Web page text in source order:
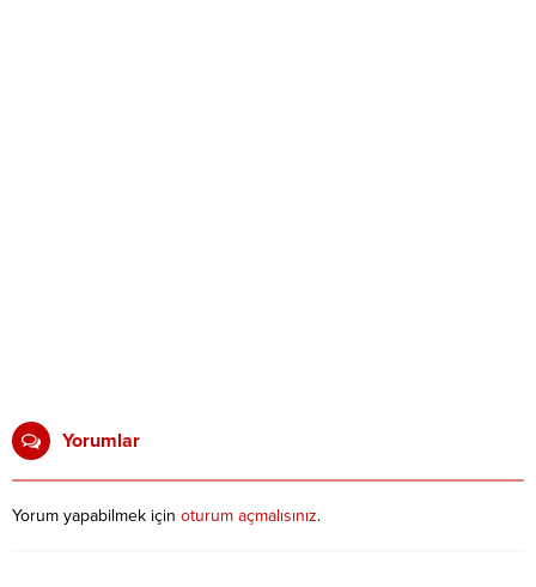
Yorumlar
Yorum yapabilmek için oturum açmalısınız.